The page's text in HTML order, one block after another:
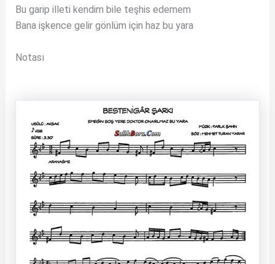
Bu garip illeti kendim bile teşhis edemem
Bana işkence gelir gönlüm için haz bu yara
Notası